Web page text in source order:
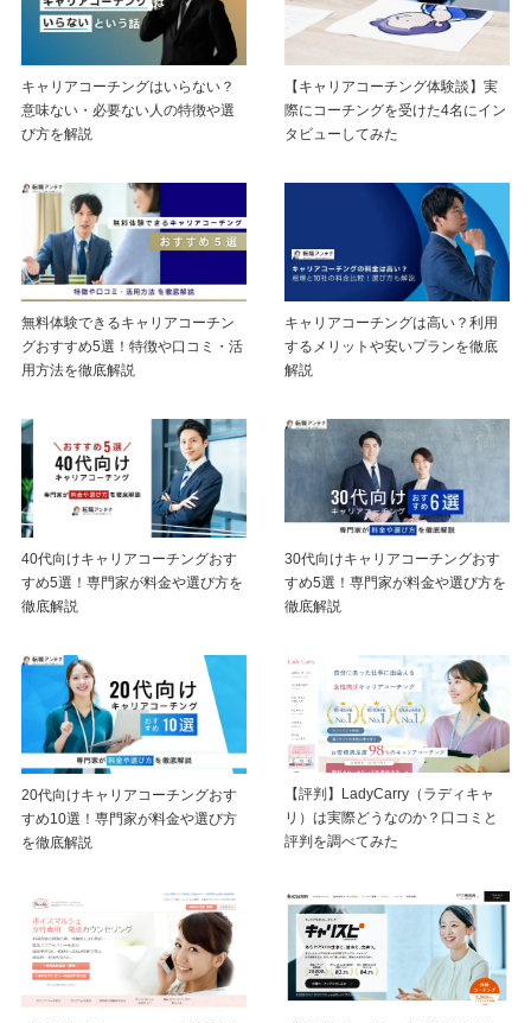
キャリアコーチングはいらない？
意味ない・必要ない人の特徴や選
び方を解説
【キャリアコーチング体験談】実
際にコーチングを受けた4名にイン
タビューしてみた
無料体験できるキャリアコーチン
グおすすめ5選！特徴や口コミ・活
用方法を徹底解説
キャリアコーチングは高い？利用
するメリットや安いプランを徹底
解説
40代向けキャリアコーチングおす
すめ5選！専門家が料金や選び方を
徹底解説
30代向けキャリアコーチングおす
すめ5選！専門家が料金や選び方を
徹底解説
20代向けキャリアコーチングおす
すめ10選！専門家が料金や選び方
を徹底解説
【評判】LadyCarry（ラディキャ
リ）は実際どうなのか？口コミと
評判を調べてみた